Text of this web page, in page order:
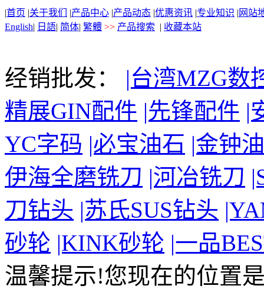
|首页 |关于我们 |产品中心 |产品动态 |优惠资讯 |专业知识 | 网站
English| 日語| 简体| 繁體 >> 产品搜索 | 收藏本站
经销批发：
|台湾MZG数
精展GIN配件 |先锋配件 |
YC字码 |必宝油石 |金钟
伊海全磨铣刀 |河冶铣刀
刀钻头 |苏氏SUS钻头
砂轮 |KINK砂轮 |一品
温馨提示!您现在的位置